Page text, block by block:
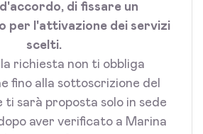
di fissare un
per l'attivazione dei servizi
scelti.
richiesta non ti obbliga
fino alla sottoscrizione del
sarà proposta solo in sede
aver verificato a Marina